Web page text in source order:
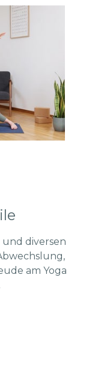
diversen
am Yoga